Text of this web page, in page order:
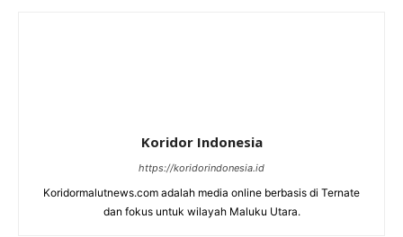
Koridor Indonesia
https://koridorindonesia.id
Koridormalutnews.com adalah media online berbasis di Ternate
dan fokus untuk wilayah Maluku Utara.